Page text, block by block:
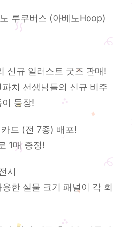
노 루쿠버스 (아베노Hoop)
신규 일러스트 굿즈 판매!
치 선생님들의 신규 비주
등장!
드 (전 7종) 배포!
1매 증정!
시
한 실물 크기 패널이 각 회